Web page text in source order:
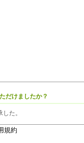
だけましたか？
た。